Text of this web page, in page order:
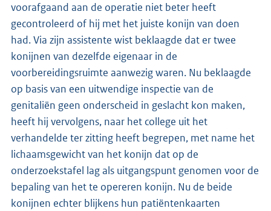
voorafgaand aan de operatie niet beter heeft
gecontroleerd of hij met het juiste konijn van doen
had. Via zijn assistente wist beklaagde dat er twee
konijnen van dezelfde eigenaar in de
voorbereidingsruimte aanwezig waren. Nu beklaagde
op basis van een uitwendige inspectie van de
genitaliën geen onderscheid in geslacht kon maken,
heeft hij vervolgens, naar het college uit het
verhandelde ter zitting heeft begrepen, met name het
lichaamsgewicht van het konijn dat op de
onderzoekstafel lag als uitgangspunt genomen voor de
bepaling van het te opereren konijn. Nu de beide
konijnen echter blijkens hun patiëntenkaarten